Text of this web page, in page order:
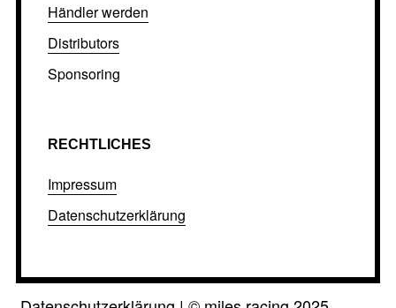
Händler werden
Distributors
Sponsoring
RECHTLICHES
Impressum
Datenschutzerklärung